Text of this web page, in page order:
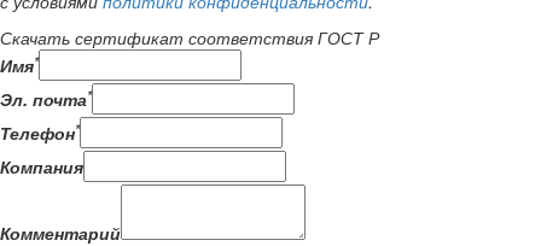
Скачать сертификат соответствия ГОСТ Р
Имя*
Эл. почта*
Телефон*
Компания
Комментарий